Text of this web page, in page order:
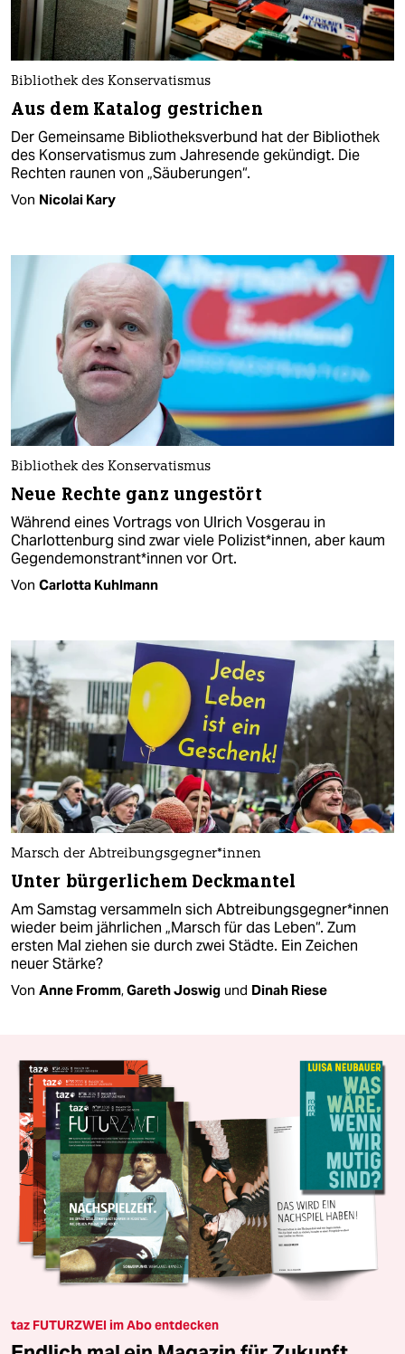
Bibliothek des Konservatismus
Aus dem Katalog gestrichen
Der Gemeinsame Bibliotheksverbund hat der Bibliothek
des Konservatismus zum Jahresende gekündigt. Die
Rechten raunen von „Säuberungen“.
Von Nicolai Kary
Bibliothek des Konservatismus
Neue Rechte ganz ungestört
Während eines Vortrags von Ulrich Vosgerau in
Charlottenburg sind zwar viele Polizist*innen, aber kaum
Ge­gen­de­mons­tran­t*in­nen vor Ort.
Von Carlotta Kuhlmann
Marsch der Ab­trei­bungs­geg­ne­r*in­nen
Unter bürgerlichem Deckmantel
Am Samstag versammeln sich Ab­trei­bungs­geg­ne­r*in­nen
wieder beim jährlichen „Marsch für das Leben“. Zum
ersten Mal ziehen sie durch zwei Städte. Ein Zeichen
neuer Stärke?
Von Anne Fromm,Gareth Joswig und Dinah Riese
taz FUTURZWEI im Abo entdecken